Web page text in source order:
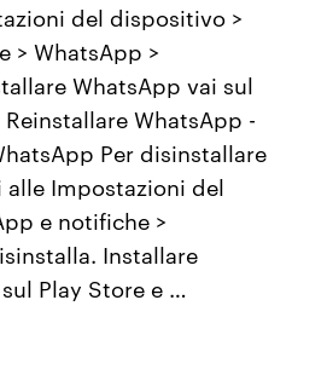
del dispositivo >
> WhatsApp >
WhatsApp vai sul
WhatsApp -
Per disinstallare
alle Impostazioni del
e notifiche >
Installare
Play Store e …